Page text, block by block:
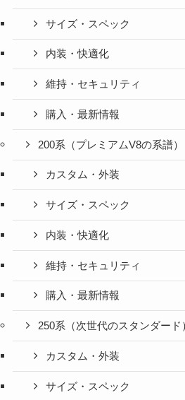
サイズ・スペック
内装・快適化
維持・セキュリティ
購入・最新情報
200系（プレミアムV8の系譜）
カスタム・外装
サイズ・スペック
内装・快適化
維持・セキュリティ
購入・最新情報
250系（次世代のスタンダード
カスタム・外装
サイズ・スペック